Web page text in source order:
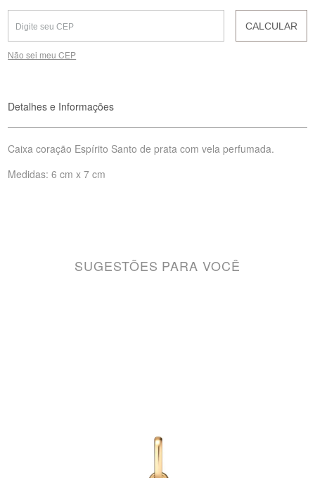
CALCULAR
Não sei meu CEP
Detalhes e Informações
Caixa coração Espírito Santo de prata com vela perfumada.
Medidas: 6 cm x 7 cm
SUGESTÕES PARA VOCÊ